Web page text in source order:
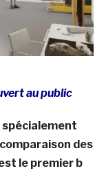
au public
spécialement
des
le premier b